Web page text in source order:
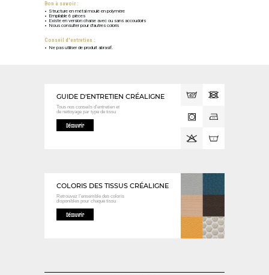
Bon à savoir :
Structure en métal moulé en polymère
Empilable 6 pièces
Existe en version chaise avec ou sans accoudoirs
Nous consulter pour d'autres coloris
Conseil d'entretien :
Ne pas utiliser de produit abrasif.
GUIDE D'ENTRETIEN CRÉALIGNE
Tous nos conseils d’entretien et
de nettoyage par type de tissu
Découvrir
COLORIS DES TISSUS CRÉALIGNE
Retrouvez l’ensemble des coloris
disponibles pour chaque tissu
Découvrir